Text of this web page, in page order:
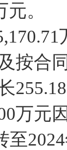
元。
按合
255.18
万元
至